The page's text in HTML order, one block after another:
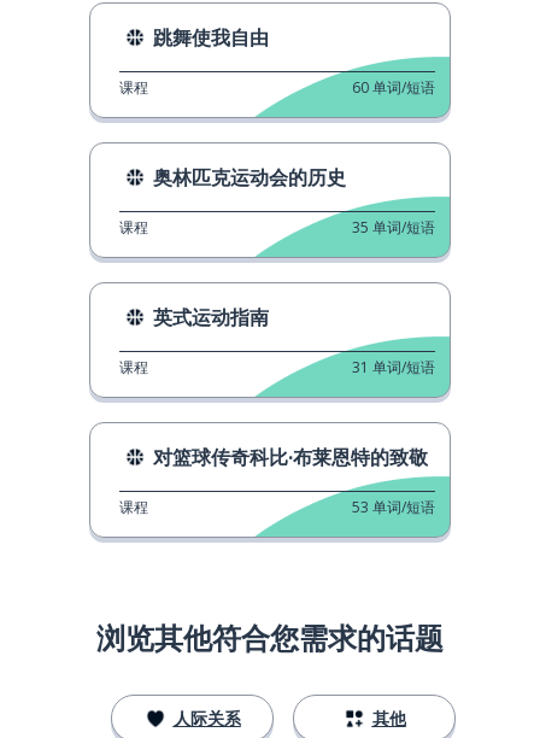
跳舞使我自由
课程 60单词/短语
奥林匹克运动会的历史
课程 35 单词/短语
英式运动指南
课程 31 单词/短语
对篮球传奇科比·布莱恩特的致敬
课程 53 单词/短语
浏览其他符合您需求的话题
人际关系 其他